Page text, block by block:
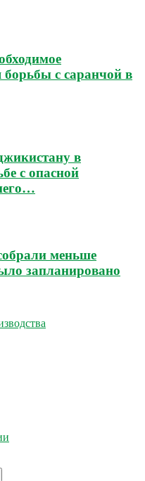
борьбы с саранчой в
в
с опасной
меньше
запланировано